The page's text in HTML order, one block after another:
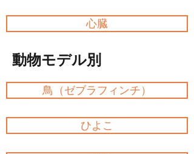
心臓
動物モデル別
鳥（ゼブラフィンチ）
ひよこ